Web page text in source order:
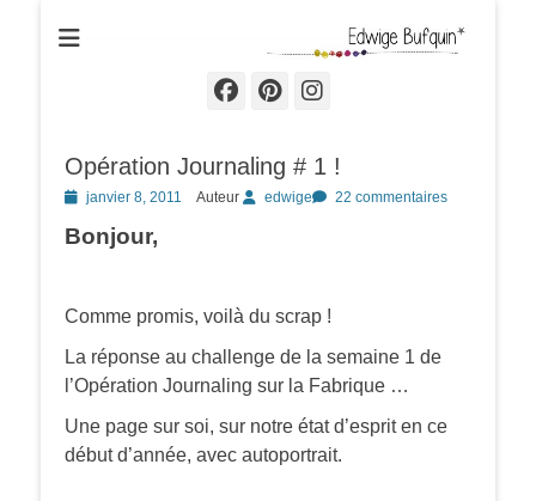
Edwige Bufquin
Facebook
Pinterest
Instagram
Opération Journaling # 1 !
Postedjanvier 8, 2011 Auteur edwige 22 commentaires
Bonjour,
Comme promis, voilà du scrap !
La réponse au challenge de la semaine 1 de
l’Opération Journaling sur la Fabrique …
Une page sur soi, sur notre état d’esprit en ce
début d’année, avec autoportrait.